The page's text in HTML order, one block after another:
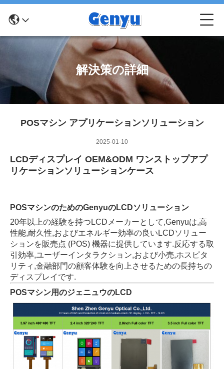
解決策の詳細
POSマシン アプリケーションソリューション
2025-01-10
LCDディスプレイ OEM&ODM ワンストップアプ
リケーションソリューションケース
POSマシンのためのGenyuのLCDソリューション
20年以上の経験を持つLCDメーカーとして,Genyuは,高
性能,耐久性,およびエネルギー効率の良いLCDソリュー
ションを販売点 (POS) 機器に提供しています.反応する取
引効率,ユーザーインタラクション,および小売,ホスピタ
リティ,金融部門の顧客体験を向上させるための長持ちの
ディスプレイです.
POSマシン用のジェニュウのLCD